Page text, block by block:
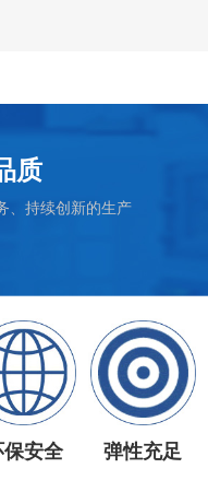
质
、持续创新的生产
保安全 弹性充足